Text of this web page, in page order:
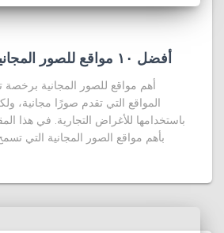
أفضل ١٠ مواقع للصور المجانية برخصة تجارية
أهم مواقع للصور المجانية برخصة
المواقع التي تقدم صورًا مجانية،
باستخدامها للأغراض التجارية. في هذا
بأهم مواقع الصور المجانية التي